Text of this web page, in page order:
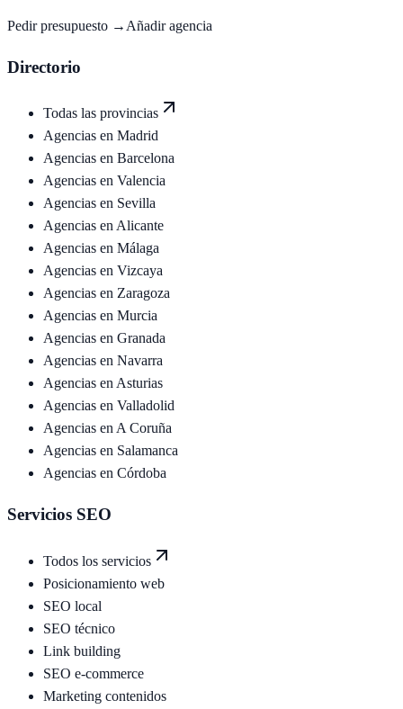
Pedir presupuesto → Añadir agencia
Directorio
Todas las provincias
Agencias en Madrid
Agencias en Barcelona
Agencias en Valencia
Agencias en Sevilla
Agencias en Alicante
Agencias en Málaga
Agencias en Vizcaya
Agencias en Zaragoza
Agencias en Murcia
Agencias en Granada
Agencias en Navarra
Agencias en Asturias
Agencias en Valladolid
Agencias en A Coruña
Agencias en Salamanca
Agencias en Córdoba
Servicios SEO
Todos los servicios
Posicionamiento web
SEO local
SEO técnico
Link building
SEO e-commerce
Marketing contenidos